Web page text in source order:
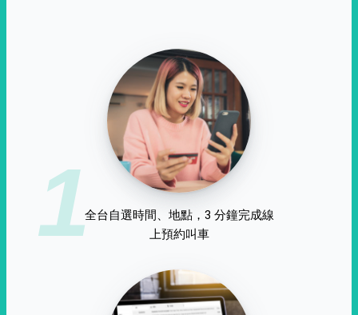
1全台自選時間、地點，3 分鐘完成線
上預約叫車